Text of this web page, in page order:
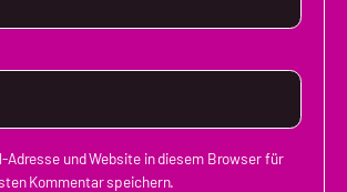
Adresse und Website in diesem Browser für
Kommentar speichern.